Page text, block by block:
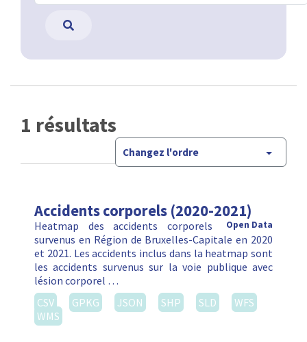
1 résultats
Changez l'ordre
Accidents corporels (2020-2021)
Open Data
Heatmap des accidents corporels
survenus en Région de Bruxelles-Capitale en 2020
et 2021. Les accidents inclus dans la heatmap sont
les accidents survenus sur la voie publique avec
lésion corporel …
CSV
GPKG JSON SHP SLD
WFS
WMS